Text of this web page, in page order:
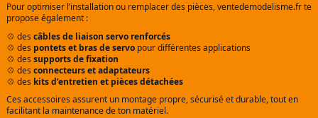
Pour optimiser l’installation ou remplacer des pièces, ventedemodelisme.fr te
propose également :
💠 descâbles de liaison servo renforcés
💠 des pontets et bras de servo pour différentes applications
💠 dessupports de fixation
💠 desconnecteurs et adaptateurs
💠 des kits d’entretien et pièces détachées
Ces accessoires assurent un montage propre, sécurisé et durable, tout en
facilitant la maintenance de ton matériel.